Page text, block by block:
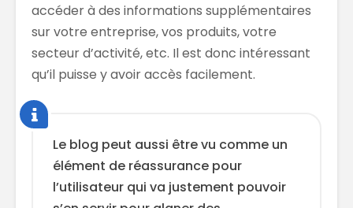
accéder à des informations supplémentaires
sur votre entreprise, vos produits, votre
secteur d’activité, etc. Il est donc intéressant
qu’il puisse y avoir accès facilement.
Le blog peut aussi être vu comme un
élément de réassurance pour
l’utilisateur qui va justement pouvoir